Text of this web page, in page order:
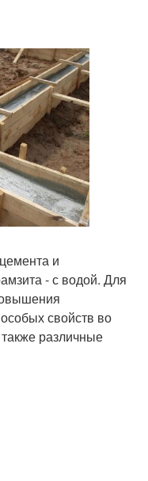
и
- с водой. Для
свойств во
различные